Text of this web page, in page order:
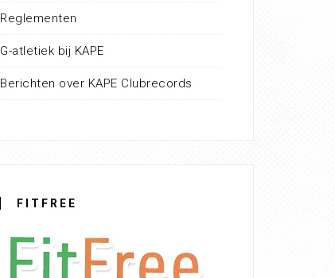
Reglementen
G-atletiek bij KAPE
Berichten over KAPE Clubrecords
FITFREE